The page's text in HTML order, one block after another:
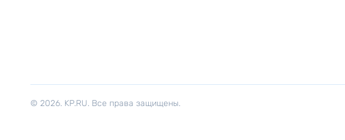
© 2026. KP.RU. Все права защищены.